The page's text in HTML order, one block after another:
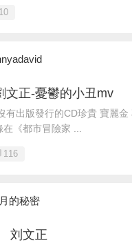
10
文正-憂鬱的小丑mv
有出版發行的CD珍貴 寶麗金
《都市冒險家 ...
116
的秘密
刘文正